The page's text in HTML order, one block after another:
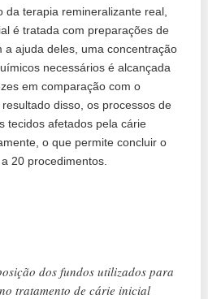
da terapia remineralizante real,
é tratada com preparações de
a ajuda deles, uma concentração
necessários é alcançada
em comparação com o
disso, os processos de
tecidos afetados pela cárie
o que permite concluir o
20 procedimentos.
dos fundos utilizados para
tratamento de cárie inicial